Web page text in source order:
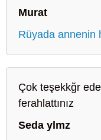
Murat
Rüyada annenin
Çok teşekkğr
ferahlattınız
Seda ylmz